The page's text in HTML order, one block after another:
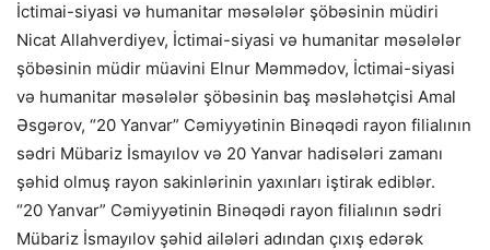
İctimai-siyasi və humanitar məsələlər şöbəsinin müdiri
Nicat Allahverdiyev, İctimai-siyasi və humanitar məsələlər
şöbəsinin müdir müavini Elnur Məmmədov, İctimai-siyasi
və humanitar məsələlər şöbəsinin baş məsləhətçisi Amal
Əsgərov, “20 Yanvar” Cəmiyyətinin Binəqədi rayon filialının
sədri Mübariz İsmayılov və 20 Yanvar hadisələri zamanı
şəhid olmuş rayon sakinlərinin yaxınları iştirak ediblər.
“20 Yanvar” Cəmiyyətinin Binəqədi rayon filialının sədri
Mübariz İsmayılov şəhid ailələri adından çıxış edərək